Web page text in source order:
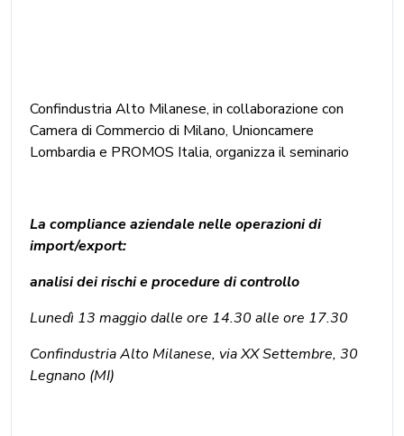
Confindustria Alto Milanese, in collaborazione con
Camera di Commercio di Milano, Unioncamere
Lombardia e PROMOS Italia, organizza il seminario
La compliance aziendale nelle operazioni di
import/export:
analisi dei rischi e procedure di controllo
Lunedì 13 maggio dalle ore 14.30 alle ore 17.30
Confindustria Alto Milanese, via XX Settembre, 30
Legnano (MI)